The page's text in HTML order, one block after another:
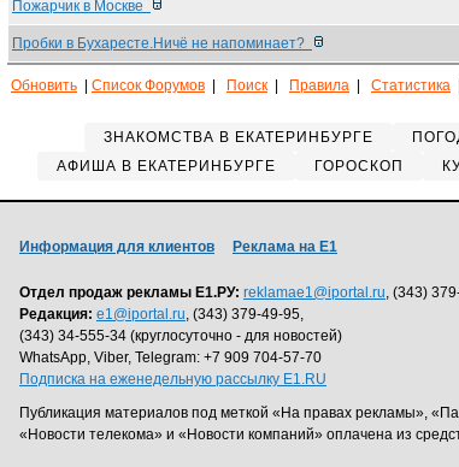
Пожарчик в Москве
Пробки в Бухаресте.Ничё не напоминает?
Обновить Список Форумов Поиск Правила Статистика
ЗНАКОМСТВА В ЕКАТЕРИНБУРГЕ
АФИША В ЕКАТЕРИНБУРГЕ
ГОРОСКОП
Информация для клиентов Реклама на Е1
Отдел продаж рекламы Е1.РУ: reklamae1@iportal.ru, (343)
Редакция: e1@iportal.ru, (343) 379-49-95,
(343) 34-555-34 (круглосуточно - для новостей)
WhatsApp, Viber, Telegram: +7 909 704-57-70
Подписка на еженедельную рассылку E1.RU
Публикация материалов под меткой «На правах рекламы»,
«Новости телекома» и «Новости компаний» оплачена из